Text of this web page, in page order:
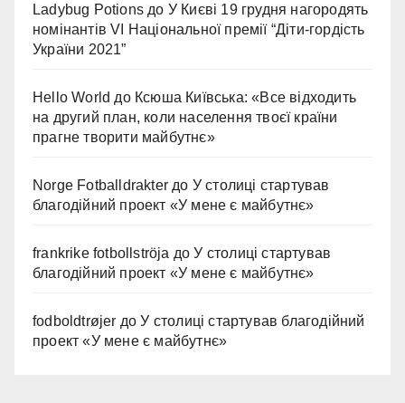
Ladybug Potions до У Києві 19 грудня нагородять
номінантів VI Національної премії “Діти-гордість
України 2021”
Hello World до Ксюша Київська: «Все відходить
на другий план, коли населення твоєї країни
прагне творити майбутнє»
Norge Fotballdrakter до У столиці стартував
благодійний проект «У мене є майбутнє»
frankrike fotbollströja доУ столиці стартував
благодійний проект «У мене є майбутнє»
fodboldtrøjer доУ столиці стартував благодійний
проект «У мене є майбутнє»